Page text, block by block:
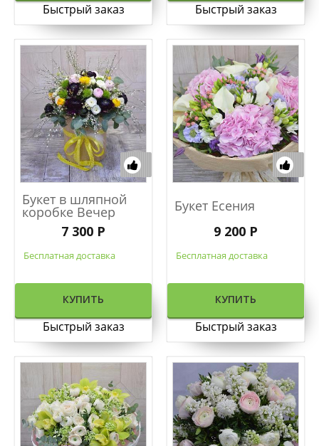
Быстрый заказ Быстрый заказ
Букет в шляпной
коробке Вечер
7 300 Р
Бесплатная доставка
КУПИТЬ
Быстрый заказ
Букет Есения
9 200 Р
Бесплатная доставка
КУПИТЬ
Быстрый заказ